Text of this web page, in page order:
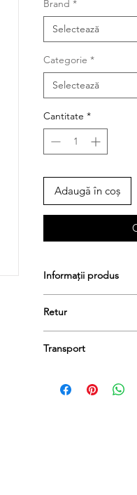
Brand *
Selectează
Categorie *
Selectează
Cantitate *
Adaugă în coș
Informații produs
Greutatea
Retur
păstrați etichetele și
Transport
zile lucrătoare.